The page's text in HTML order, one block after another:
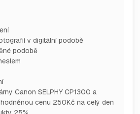
v digitální podobě
podobě
Canon SELPHY CP1300 a
cenu 250Kč na celý den